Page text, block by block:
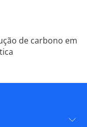
de carbono em